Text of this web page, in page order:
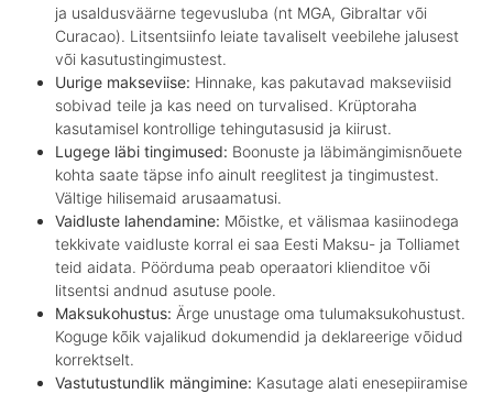
ja usaldusväärne tegevusluba (nt MGA, Gibraltar või
Curacao). Litsentsiinfo leiate tavaliselt veebilehe jalusest
või kasutustingimustest.
Uurige makseviise: Hinnake, kas pakutavad makseviisid
sobivad teile ja kas need on turvalised. Krüptoraha
kasutamisel kontrollige tehingutasusid ja kiirust.
Lugege läbi tingimused: Boonuste ja läbimängimisnõuete
kohta saate täpse info ainult reeglitest ja tingimustest.
Vältige hilisemaid arusaamatusi.
Vaidluste lahendamine: Mõistke, et välismaa kasiinodega
tekkivate vaidluste korral ei saa Eesti Maksu- ja Tolliamet
teid aidata. Pöörduma peab operaatori klienditoe või
litsentsi andnud asutuse poole.
Maksukohustus: Ärge unustage oma tulumaksukohustust.
Koguge kõik vajalikud dokumendid ja deklareerige võidud
korrektselt.
Vastutustundlik mängimine: Kasutage alati enesepiiramise